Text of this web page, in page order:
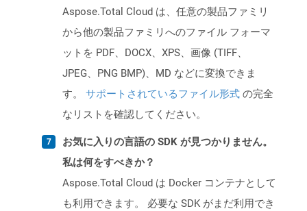
Aspose.Total Cloud は、任意の製品ファミリ
から他の製品ファミリへのファイル フォーマ
ットを PDF、DOCX、XPS、画像 (TIFF、
JPEG、PNG BMP)、MD などに変換できま
す。 サポートされているファイル形式 の完全
なリストを確認してください。
お気に入りの言語の SDK が見つかりません。
私は何をすべきか？
Aspose.Total Cloud は Docker コンテナとして
も利用できます。 必要な SDK がまだ利用でき